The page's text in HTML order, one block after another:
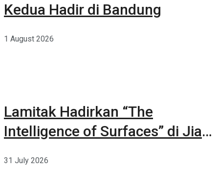
Kedua Hadir di Bandung
1 August 2026
Lamitak Hadirkan “The
Intelligence of Surfaces” di Jia
31 July 2026